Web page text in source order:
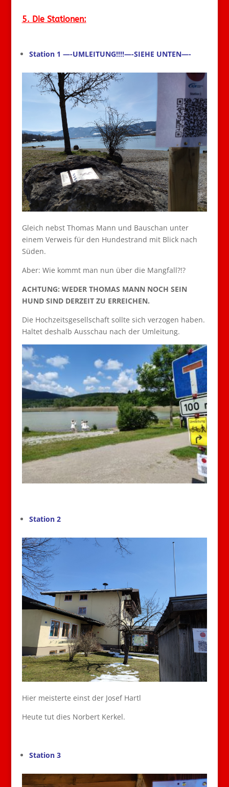
5. Die Stationen:
Station 1 —-UMLEITUNG!!!!—-SIEHE UNTEN—-
Gleich nebst Thomas Mann und Bauschan unter
einem Verweis für den Hundestrand mit Blick nach
Süden.
Aber: Wie kommt man nun über die Mangfall?!?
ACHTUNG: WEDER THOMAS MANN NOCH SEIN
HUND SIND DERZEIT ZU ERREICHEN.
Die Hochzeitsgesellschaft sollte sich verzogen haben.
Haltet deshalb Ausschau nach der Umleitung.
Station 2
Hier meisterte einst der Josef Hartl
Heute tut dies Norbert Kerkel.
Station 3